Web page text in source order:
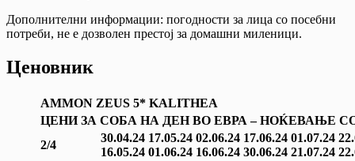
Дополнителни информации: погодности за лица со посебни
потреби, не е дозволен престој за домашни миленици.
Ценовник
AMMON ZEUS 5* KALITHEA
ЦЕНИ ЗА СОБА НА ДЕН ВО ЕВРА – НОЌЕВАЊЕ
2/4
30.04.24
16.05.24
17.05.24
01.06.24
02.06.24
16.06.24
17.06.24
30.06.24
01.07.24
21.07.24